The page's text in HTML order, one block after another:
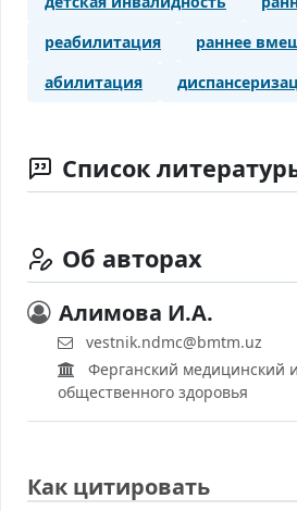
реабилитация
раннее
абилитация
Список
Об авторах
Алимова И.А.
vestnik.ndmc@bmtm.uz
Ферганский медицинский
общественного здоровья
Как цитировать